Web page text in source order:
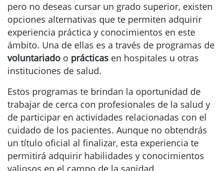
pero no deseas cursar un grado superior, existen
opciones alternativas que te permiten adquirir
experiencia práctica y conocimientos en este
ámbito. Una de ellas es a través de programas de
voluntariado o prácticas en hospitales u otras
instituciones de salud.
Estos programas te brindan la oportunidad de
trabajar de cerca con profesionales de la salud y
de participar en actividades relacionadas con el
cuidado de los pacientes. Aunque no obtendrás
un título oficial al finalizar, esta experiencia te
permitirá adquirir habilidades y conocimientos
valiosos en el campo de la sanidad.